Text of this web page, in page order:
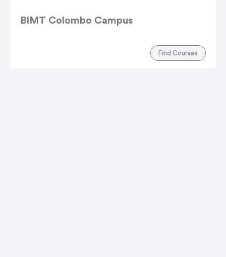
BIMT Colombo Campus
Find Courses